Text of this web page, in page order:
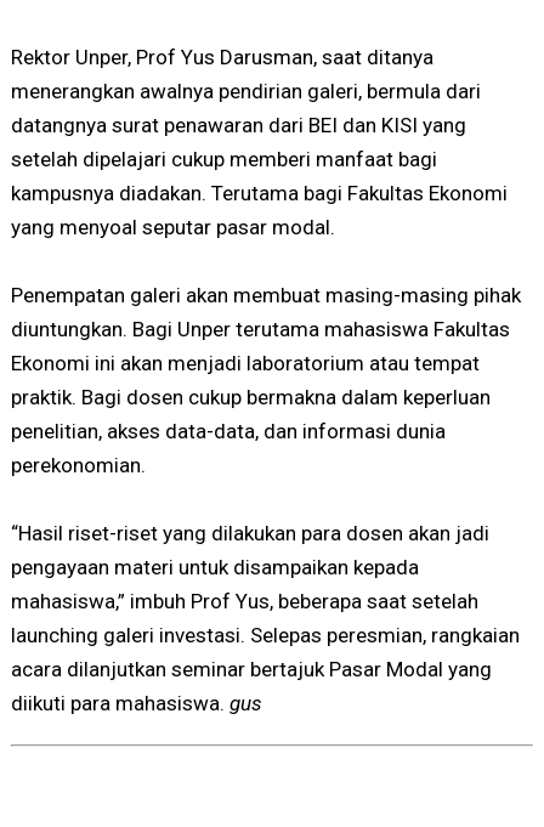
Rektor Unper, Prof Yus Darusman, saat ditanya
menerangkan awalnya pendirian galeri, bermula dari
datangnya surat penawaran dari BEI dan KISI yang
setelah dipelajari cukup memberi manfaat bagi
kampusnya diadakan. Terutama bagi Fakultas Ekonomi
yang menyoal seputar pasar modal.
Penempatan galeri akan membuat masing-masing pihak
diuntungkan. Bagi Unper terutama mahasiswa Fakultas
Ekonomi ini akan menjadi laboratorium atau tempat
praktik. Bagi dosen cukup bermakna dalam keperluan
penelitian, akses data-data, dan informasi dunia
perekonomian.
“Hasil riset-riset yang dilakukan para dosen akan jadi
pengayaan materi untuk disampaikan kepada
mahasiswa,” imbuh Prof Yus, beberapa saat setelah
launching galeri investasi. Selepas peresmian, rangkaian
acara dilanjutkan seminar bertajuk Pasar Modal yang
diikuti para mahasiswa. gus